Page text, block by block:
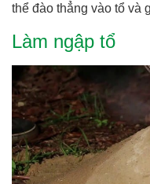
thể đào thẳng vào tổ và
Làm ngập tổ